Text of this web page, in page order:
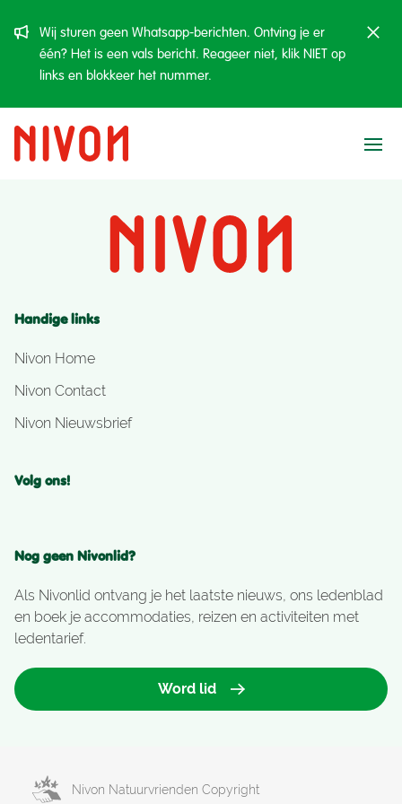
Wij sturen geen Whatsapp-berichten. Ontving je er
één? Het is een vals bericht. Reageer niet, klik NIET op
links en blokkeer het nummer.
Handige links
Nivon Home
Nivon Contact
Nivon Nieuwsbrief
Volg ons!
Nog geen Nivonlid?
Als Nivonlid ontvang je het laatste nieuws, ons ledenblad
en boek je accommodaties, reizen en activiteiten met
ledentarief.
Word lid
Nivon Natuurvrienden Copyright